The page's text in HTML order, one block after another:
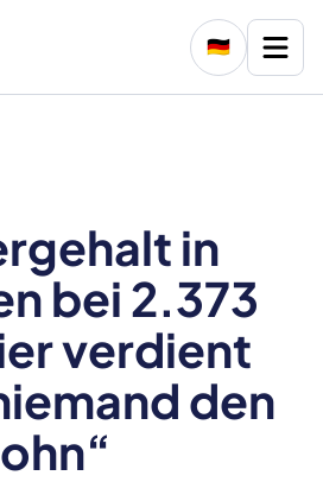
🇩🇪
in
bei 2.373
verdient
den